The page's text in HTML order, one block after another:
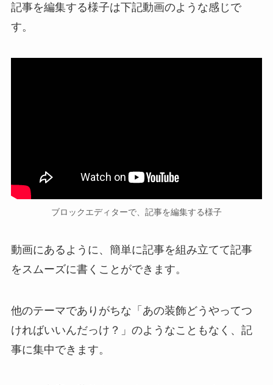
記事を編集する様子は下記動画のような感じで
す。
ブロックエディターで、記事を編集する様子
動画にあるように、簡単に記事を組み立てて記事
をスムーズに書くことができます。
他のテーマでありがちな「あの装飾どうやってつ
ければいいんだっけ？」のようなこともなく、記
事に集中できます。